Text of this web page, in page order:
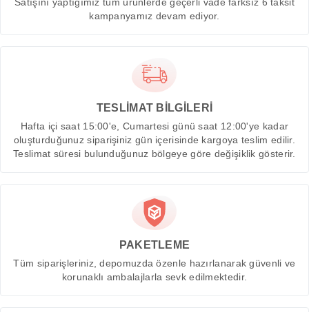
Satışını yaptığımız tüm ürünlerde geçerli vade farksız 6 taksit
kampanyamız devam ediyor.
TESLİMAT BİLGİLERİ
Hafta içi saat 15:00'e, Cumartesi günü saat 12:00'ye kadar
oluşturduğunuz siparişiniz gün içerisinde kargoya teslim edilir.
Teslimat süresi bulunduğunuz bölgeye göre değişiklik gösterir.
PAKETLEME
Tüm siparişleriniz, depomuzda özenle hazırlanarak güvenli ve
korunaklı ambalajlarla sevk edilmektedir.